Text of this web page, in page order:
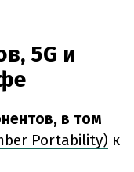
5G и
в том
Portability) к